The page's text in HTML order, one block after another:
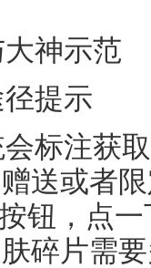
神示范
提示
标注获
送或者
钮，点
碎片需